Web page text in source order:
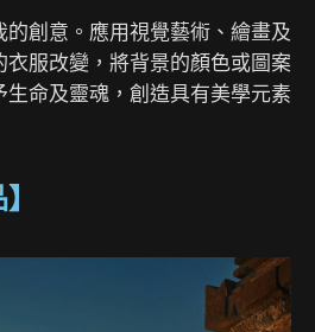
創意。應用視覺藝術、繪畫及
服改變，將背景的顏色或圖案
生命及靈魂，創造具有美學元素